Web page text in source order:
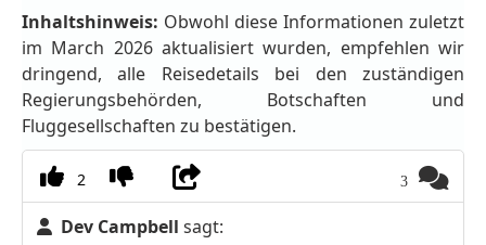
Inhaltshinweis: Obwohl diese Informationen zuletzt
im March 2026 aktualisiert wurden, empfehlen wir
dringend, alle Reisedetails bei den zuständigen
Regierungsbehörden, Botschaften und
Fluggesellschaften zu bestätigen.
2 3
Dev Campbell sagt: